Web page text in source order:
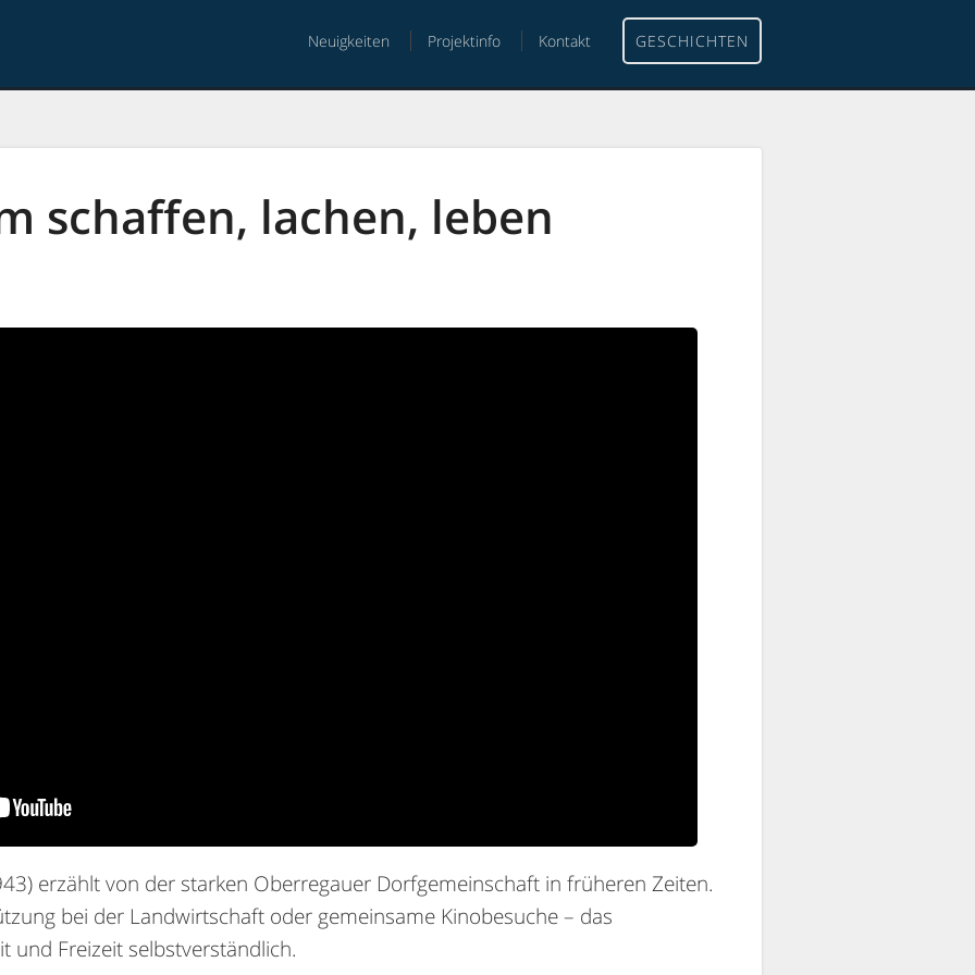
Neuigkeiten Projektinfo Kontakt GESCHICHTEN
schaffen, lachen, leben
erzählt von der starken Oberregauer Dorfgemeinschaft in früheren Zeiten.
bei der Landwirtschaft oder gemeinsame Kinobesuche – das
und Freizeit selbstverständlich.